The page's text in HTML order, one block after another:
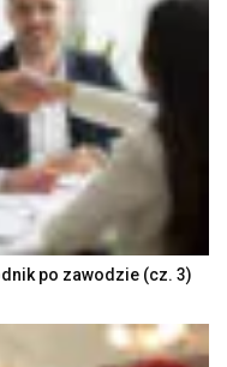
po zawodzie (cz. 3)